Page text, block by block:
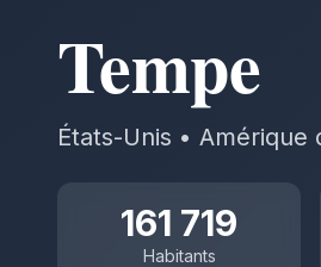
Tempe
États-Unis • Amérique
161 719
Habitants